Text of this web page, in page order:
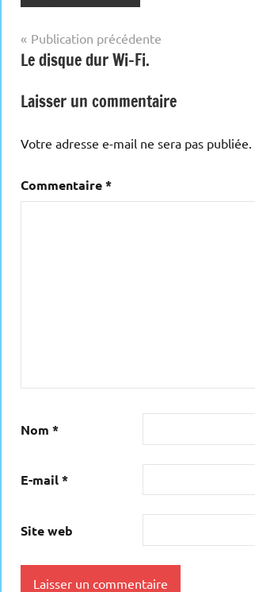
Navigation
de
l’article
Publication précédente
Le disque dur Wi-Fi.
Laisser un commentaire
Votre adresse e-mail ne sera pas publiée.
Commentaire*
Nom *
E-mail*
Site web